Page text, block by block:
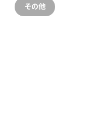
その他